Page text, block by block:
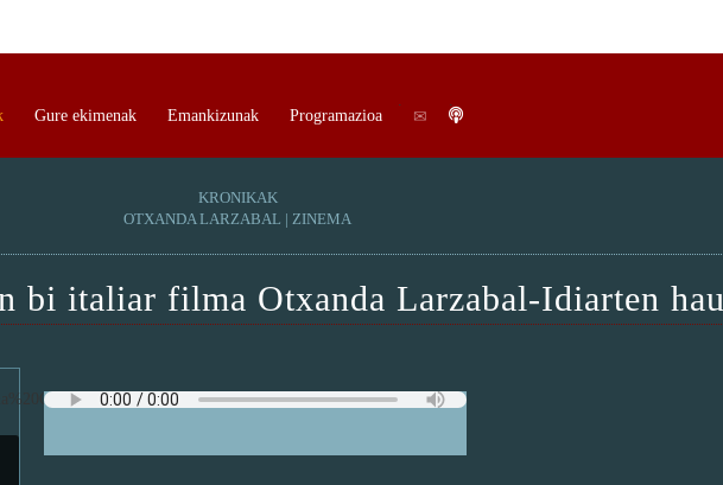
Gure ekimenak Emankizunak Programazioa
. .
KRONIKAK
OTXANDA LARZABAL | ZINEMA
bi italiar filma Otxanda Larzabal-Idiarten